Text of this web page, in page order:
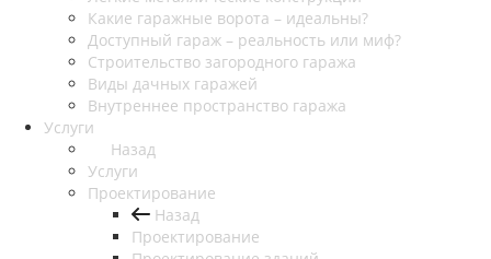
Какие гаражные ворота – идеальны?
Доступный гараж – реальность или миф?
Строительство загородного гаража
Виды дачных гаражей
Внутреннее пространство гаража
Услуги
Назад
Услуги
Проектирование
Назад
Проектирование